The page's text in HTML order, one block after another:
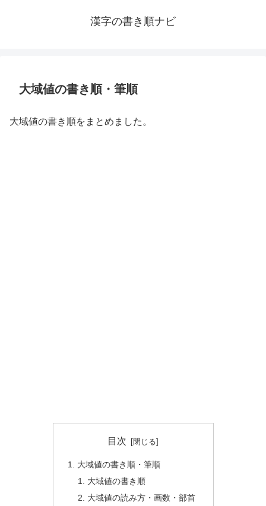
漢字の書き順ナビ
大域値の書き順・筆順
大域値の書き順をまとめました。
目次
大域値の書き順・筆順
大域値の書き順
大域値の読み方・画数・部首